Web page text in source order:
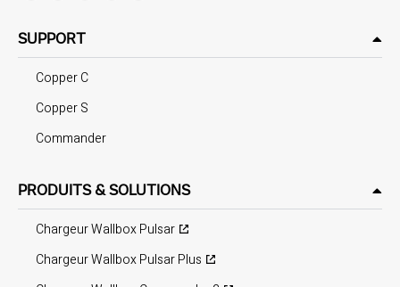
SUPPORT
Copper C
Copper S
Commander
PRODUITS & SOLUTIONS
Chargeur Wallbox Pulsar
Chargeur Wallbox Pulsar Plus